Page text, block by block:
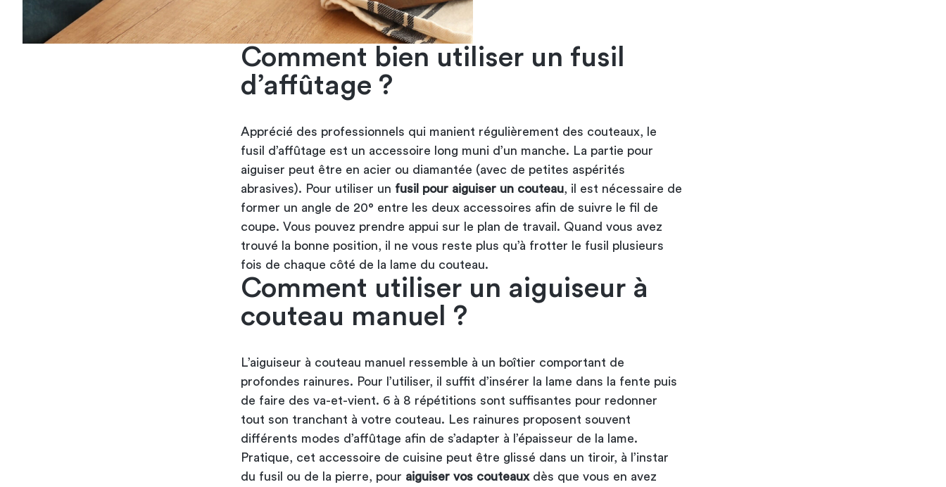
Comment bien utiliser un fusil
d’affûtage ?
Apprécié des professionnels qui manient régulièrement des couteaux, le
fusil d’affûtage est un accessoire long muni d’un manche. La partie pour
aiguiser peut être en acier ou diamantée (avec de petites aspérités
abrasives). Pour utiliser un fusil pour aiguiser un couteau, il est nécessaire de
former un angle de 20° entre les deux accessoires afin de suivre le fil de
coupe. Vous pouvez prendre appui sur le plan de travail. Quand vous avez
trouvé la bonne position, il ne vous reste plus qu’à frotter le fusil plusieurs
fois de chaque côté de la lame du couteau.
Comment utiliser un aiguiseur à
couteau manuel ?
L’aiguiseur à couteau manuel ressemble à un boîtier comportant de
profondes rainures. Pour l’utiliser, il suffit d’insérer la lame dans la fente puis
de faire des va-et-vient. 6 à 8 répétitions sont suffisantes pour redonner
tout son tranchant à votre couteau. Les rainures proposent souvent
différents modes d’affûtage afin de s’adapter à l’épaisseur de la lame.
Pratique, cet accessoire de cuisine peut être glissé dans un tiroir, à l’instar
du fusil ou de la pierre, pour aiguiser vos couteaux dès que vous en avez